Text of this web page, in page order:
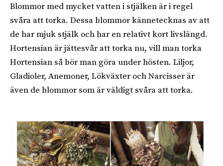
Blommor med mycket vatten i stjälken är i regel
svåra att torka. Dessa blommor kännetecknas av att
de har mjuk stjälk och har en relativt kort livslängd.
Hortensian är jättesvår att torka nu, vill man torka
Hortensian så bör man göra under hösten. Liljor,
Gladioler, Anemoner, Lökväxter och Narcisser är
även de blommor som är väldigt svåra att torka.